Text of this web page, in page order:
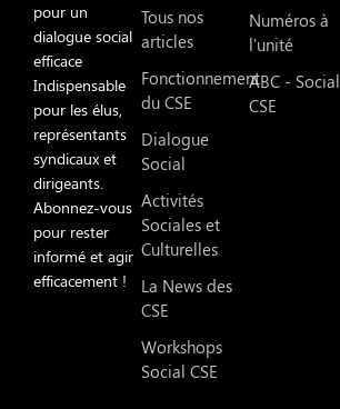
pour un
dialogue social
efficace
Indispensable
pour les élus,
représentants
syndicaux et
dirigeants.
Abonnez-vous
pour rester
informé et agir
efficacement !
Tous nos
articles
Fonctionnement
du CSE
Dialogue
Social
Activités
Sociales et
Culturelles
La News des
CSE
Workshops
Social CSE
Numéros à
l'unité
ABC - Social
CSE